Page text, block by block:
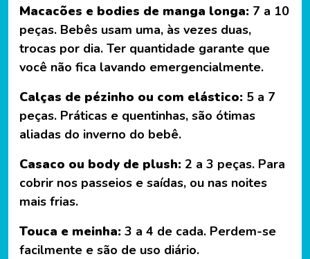
Macacões e bodies de manga longa: 7 a 10
peças. Bebês usam uma, às vezes duas,
trocas por dia. Ter quantidade garante que
você não fica lavando emergencialmente.
Calças de pézinho ou com elástico: 5 a 7
peças. Práticas e quentinhas, são ótimas
aliadas do inverno do bebê.
Casaco ou body de plush: 2 a 3 peças. Para
cobrir nos passeios e saídas, ou nas noites
mais frias.
Touca e meinha: 3 a 4 de cada. Perdem-se
facilmente e são de uso diário.